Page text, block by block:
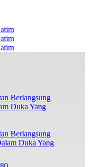
Berlangsung
Duka Yang